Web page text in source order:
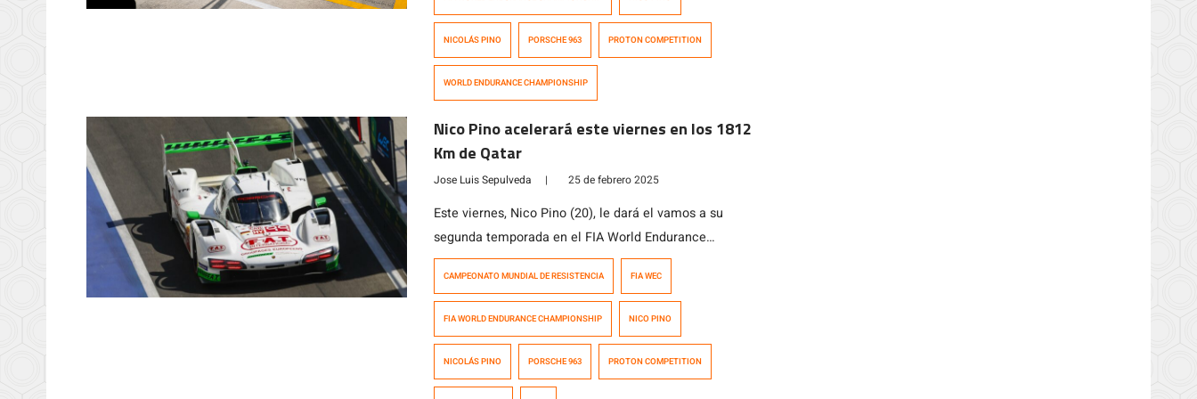
duración que tendrá la carrera. Luego de la primera
fecha, celebrada en […]
NICOLÁS PINO PORSCHE 963 PROTON COMPETITION
WORLD ENDURANCE CHAMPIONSHIP
Nico Pino acelerará este viernes en los 1812
Km de Qatar
Jose Luis Sepulveda | 25 de febrero 2025
Este viernes, Nico Pino (20), le dará el vamos a su
segunda temporada en el FIA World Endurance
Championship en el Circuito Internacional de Losail,
Competition a bordo del Porsche 963 (LMDh) número
99. Su […]
CAMPEONATO MUNDIAL DE RESISTENCIA FIA WEC
FIA WORLD ENDURANCE CHAMPIONSHIP NICO PINO
NICOLÁS PINO PORSCHE 963 PROTON COMPETITION